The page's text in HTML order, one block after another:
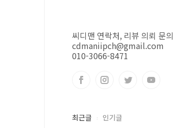
씨디맨 연락처, 리뷰 의뢰 문의
cdmaniipch@gmail.com
010-3066-8471
최근글 인기글